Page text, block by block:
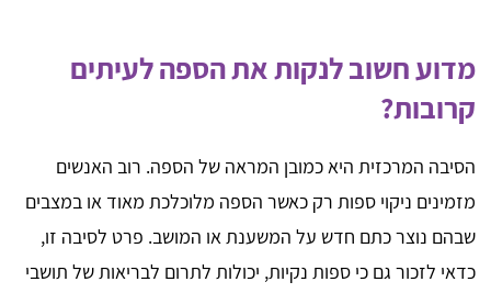
מדוע חשוב לנקות את הספה לעיתים
קרובות?
הסיבה המרכזית היא כמובן המראה של הספה. רוב האנשים
מזמינים ניקוי ספות רק כאשר הספה מלוכלכת מאוד או במצבים
שבהם נוצר כתם חדש על המשענת או המושב. פרט לסיבה זו,
כדאי לזכור גם כי ספות נקיות, יכולות לתרום לבריאות של תושבי